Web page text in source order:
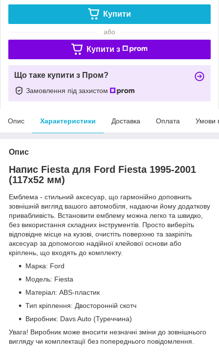
Купити
або
Купити з
Що таке купити з Пром?
Замовлення під захистом
Опис Характеристики Доставка Оплата Умови
Опис
Напис Fiesta для Ford Fiesta 1995-2001
(117х52 мм)
Емблема - стильний аксесуар, що гармонійно доповнить
зовнішній вигляд вашого автомобіля, надаючи йому додаткову
привабливість. Встановити емблему можна легко та швидко,
без використання складних інструментів. Просто виберіть
відповідне місце на кузові, очистіть поверхню та закріпіть
аксесуар за допомогою надійної клейової основи або
кріплень, що входять до комплекту.
Марка: Ford
Модель: Fiesta
Матеріал: ABS-пластик
Тип кріплення: Двосторонній скотч
Виробник: Davs Auto (Туреччина)
Увага! Виробник може вносити незначні зміни до зовнішнього
вигляду чи комплектації без попереднього повідомлення.